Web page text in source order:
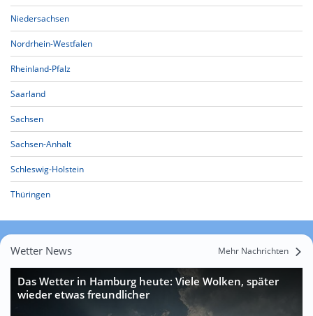
Niedersachsen
Nordrhein-Westfalen
Rheinland-Pfalz
Saarland
Sachsen
Sachsen-Anhalt
Schleswig-Holstein
Thüringen
Wetter News Mehr Nachrichten
Das Wetter in Hamburg heute: Viele Wolken, später
wieder etwas freundlicher